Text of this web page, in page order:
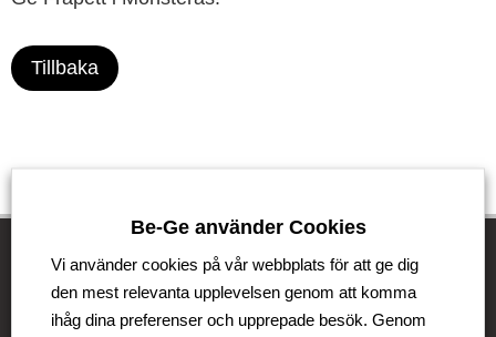
Tillbaka
Be-Ge Koncernen
Be-Ge använder Cookies
Vi använder cookies på vår webbplats för att ge dig
den mest relevanta upplevelsen genom att komma
ihåg dina preferenser och upprepade besök. Genom